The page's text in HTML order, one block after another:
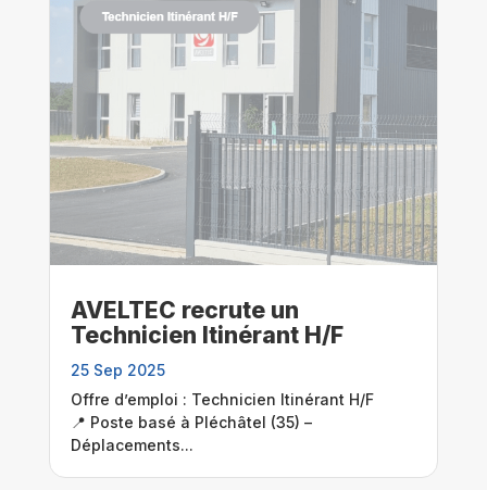
AVELTEC recrute un
Technicien Itinérant H/F
25 Sep 2025
Offre d’emploi : Technicien Itinérant H/F
📍 Poste basé à Pléchâtel (35) –
Déplacements...